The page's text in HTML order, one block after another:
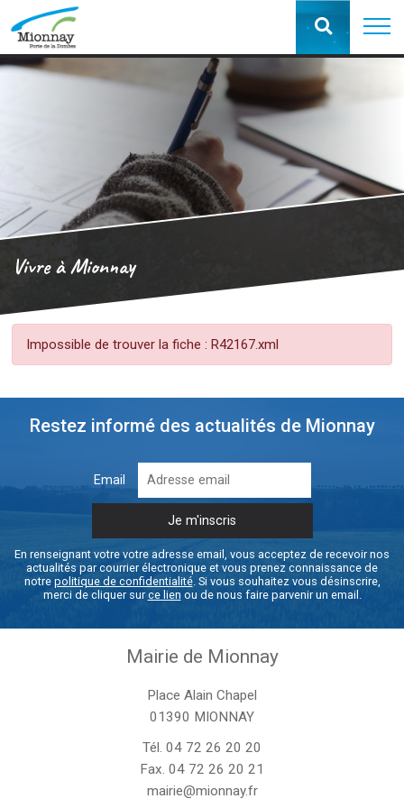
Vivre à Mionnay
Impossible de trouver la fiche : R42167.xml
Restez informé des actualités de Mionnay
Email
En renseignant votre votre adresse email, vous acceptez de recevoir nos
actualités par courrier électronique et vous prenez connaissance de
notre politique de confidentialité. Si vous souhaitez vous désinscrire,
merci de cliquer surce lien ou de nous faire parvenir un email.
Mairie de Mionnay
Place Alain Chapel
01390 MIONNAY
Tél. 04 72 26 20 20
Fax. 04 72 26 20 21
mairie@mionnay.fr